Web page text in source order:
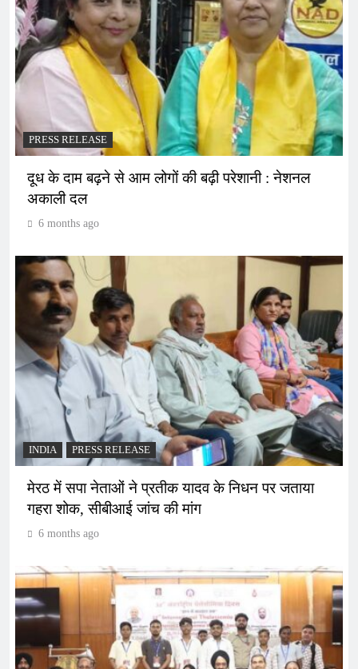
PRESS RELEASE
दूध के दाम बढ़ने से आम लोगों की बढ़ी परेशानी : नेशनल
अकाली दल
6 months ago
INDIA PRESS RELEASE
मेरठ में सपा नेताओं ने प्रतीक यादव के निधन पर जताया
गहरा शोक, सीबीआई जांच की मांग
6 months ago